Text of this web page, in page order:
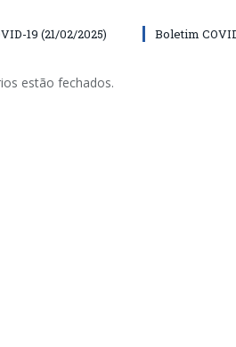
19 (21/02/2025) Boletim
estão fechados.